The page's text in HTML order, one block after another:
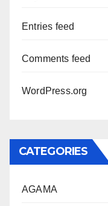
Entries feed
Comments feed
WordPress.org
CATEGORIES
AGAMA